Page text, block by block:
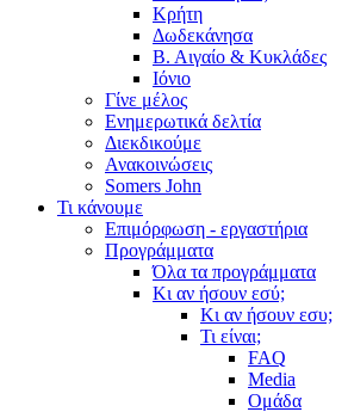
Κρήτη
Δωδεκάνησα
Β. Αιγαίο & Κυκλάδες
Ιόνιο
Γίνε μέλος
Ενημερωτικά δελτία
Διεκδικούμε
Ανακοινώσεις
Somers John
Τι κάνουμε
Επιμόρφωση - εργαστήρια
Προγράμματα
Όλα τα προγράμματα
Κι αν ήσουν εσύ;
Κι αν ήσουν εσυ;
Τι είναι;
FAQ
Media
Ομάδα